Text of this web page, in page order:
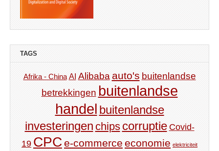
TAGS
Afrika - China AI Alibaba auto's buitenlandse
betrekkingen buitenlandse
handel buitenlandse
investeringen chips corruptie Covid-
19 CPC e-commerce economie elektriciteit